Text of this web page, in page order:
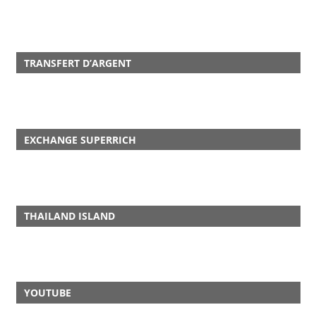
TRANSFERT D’ARGENT
EXCHANGE SUPERRICH
THAILAND ISLAND
YOUTUBE